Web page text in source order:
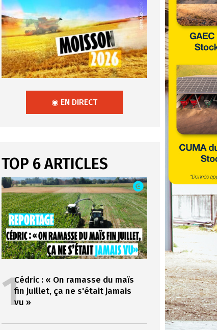
◉ EN DIRECT
TOP 6 ARTICLES
1Cédric : « On ramasse du maïs
fin juillet, ça ne s'était jamais
vu »